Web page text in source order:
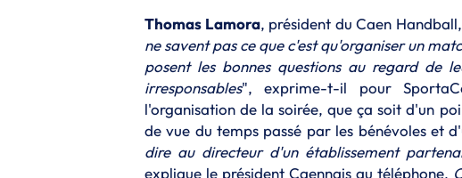
Thomas Lamora, président du Caen
ne savent pas ce que c'est qu'organiser un
posent les bonnes questions au regard de
irresponsables", exprime-t-il pour
l'organisation de la soirée, que ça soit d'un
de vue du temps passé par les bénévoles et
dire au directeur d'un établissement
explique le président Caennais au téléphone.